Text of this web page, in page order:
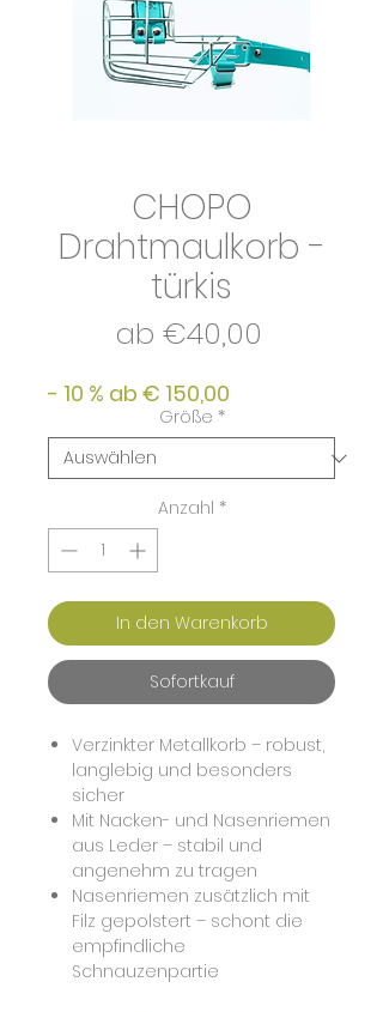
CHOPO
Drahtmaulkorb -
türkis
ab €40,00
- 10 % ab € 150,00
Größe *
Anzahl *
In den Warenkorb
Sofortkauf
Verzinkter Metallkorb – robust,
langlebig und besonders
sicher
Mit Nacken- und Nasenriemen
aus Leder – stabil und
angenehm zu tragen
Nasenriemen zusätzlich mit
Filz gepolstert – schont die
empfindliche
Schnauzenpartie